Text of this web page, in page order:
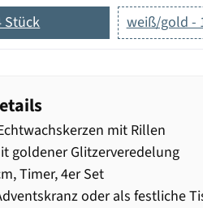
Stück
weiß/gold -
mit Rillen
goldener Glitzerveredelung
Timer, 4er Set
oder als festliche